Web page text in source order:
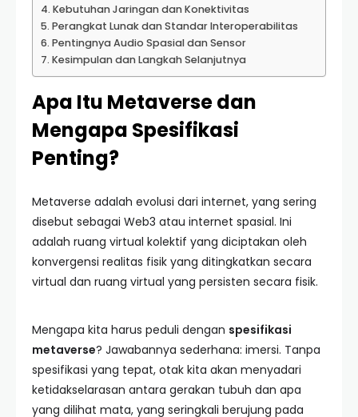
Kebutuhan Jaringan dan Konektivitas
Perangkat Lunak dan Standar Interoperabilitas
Pentingnya Audio Spasial dan Sensor
Kesimpulan dan Langkah Selanjutnya
Apa Itu Metaverse dan
Mengapa Spesifikasi
Penting?
Metaverse adalah evolusi dari internet, yang sering
disebut sebagai Web3 atau internet spasial. Ini
adalah ruang virtual kolektif yang diciptakan oleh
konvergensi realitas fisik yang ditingkatkan secara
virtual dan ruang virtual yang persisten secara fisik.
Mengapa kita harus peduli dengan spesifikasi
metaverse? Jawabannya sederhana: imersi. Tanpa
spesifikasi yang tepat, otak kita akan menyadari
ketidakselarasan antara gerakan tubuh dan apa
yang dilihat mata, yang seringkali berujung pada